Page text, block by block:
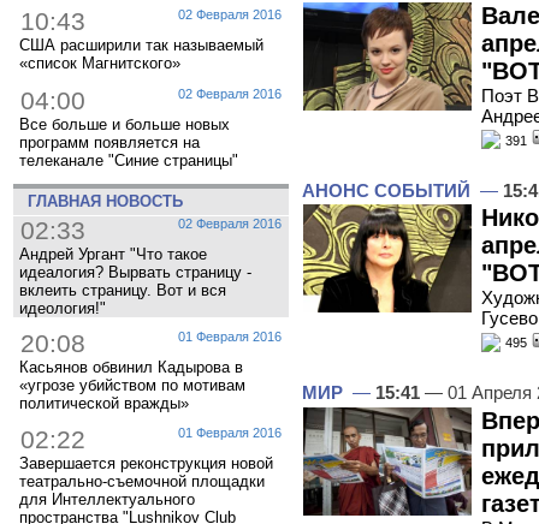
02 Февраля 2016
10:43
США расширили так называемый
«список Магнитского»
02 Февраля 2016
04:00
Все больше и больше новых
программ появляется на
телеканале "Синие страницы"
ГЛАВНАЯ НОВОСТЬ
02 Февраля 2016
02:33
Андрей Ургант "Что такое
идеалогия? Вырвать страницу -
вклеить страницу. Вот и вся
идеология!"
01 Февраля 2016
20:08
Касьянов обвинил Кадырова в
«угрозе убийством по мотивам
политической вражды»
01 Февраля 2016
02:22
Завершается реконструкция новой
театрально-съемочной площадки
для Интеллектуального
пространства "Lushnikov Club
Поэт
391
АНОНС СОБЫТИЙ —
495
МИР — 15:41 — 01 Апреля